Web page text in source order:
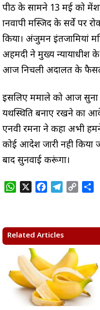
पीठ के सामने 13 मई को
ज्ञानवापी मस्जिद के सर्वे
किया। अंजुमन इंतजामियां
अहमदी ने मुख्य न्यायाधीश
आज निचली अदालत के फैसले
इसलिए ममाले को आज
यथस्थिति बनाए रखने का
एनवी रमना ने कहा अभी
कोई आदेश जारी नही
बाद सुनवाई करूंगा।
W
s
A
p
p
b
o
k
g
r
a
m
i
n
k
Related Articles